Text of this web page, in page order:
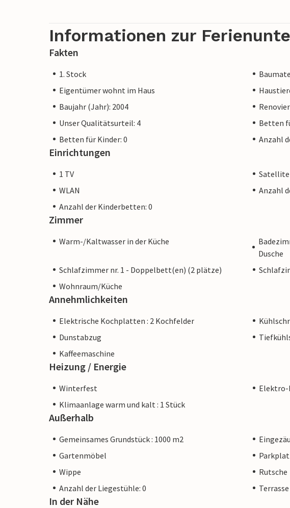
Informationen zur
Fakten
1. Stock
Eigentümer wohnt im Haus
Baujahr (Jahr): 2004
Unser Qualitätsurteil: 4
Betten
Betten für Kinder: 0
Anzahl
Einrichtungen
1 TV
WLAN
Anzahl
Anzahl der Kinderbetten: 0
Zimmer
Warm-/Kaltwasser in der Küche
Dusche
Schlafzimmer nr. 1 - Doppelbett(en) (2 plätze)
Wohnraum/Küche
Annehmlichkeiten
Elektrische Kochplatten : 2 Kochfelder
Dunstabzug
Kaffeemaschine
Heizung / Energie
Winterfest
Elektro-
Klimaanlage warm und kalt : 1 Stück
Außerhalb
Gemeinsames Grundstück : 1000 m2
Gartenmöbel
Wippe
Rutsche
Anzahl der Liegestühle: 0
In der Nähe